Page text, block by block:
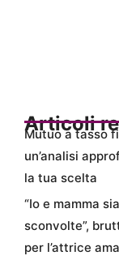
Articoli
Mutuo a tasso
un’analisi
la tua scelta
“Io e mamma
sconvolte”,
per l’attrice